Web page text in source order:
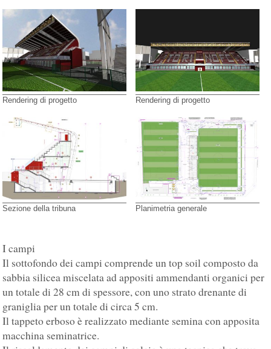
Rendering di progetto Rendering di progetto
Sezione della tribuna Planimetria generale
I campi
Il sottofondo dei campi comprende un top soil composto da
sabbia silicea miscelata ad appositi ammendanti organici per
un totale di 28 cm di spessore, con uno strato drenante di
graniglia per un totale di circa 5 cm.
Il tappeto erboso è realizzato mediante semina con apposita
macchina seminatrice.